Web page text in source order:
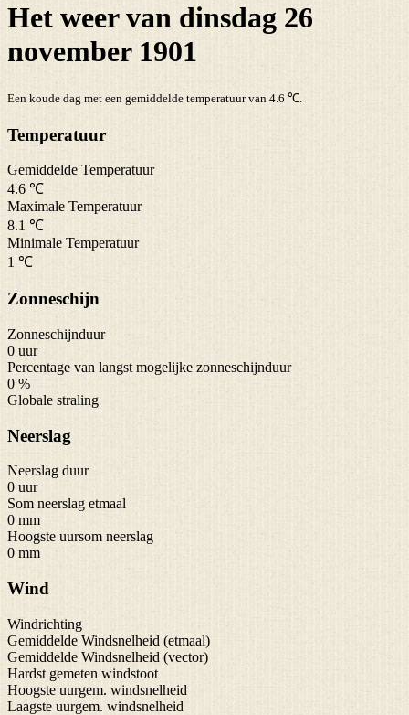
Het weer van dinsdag 26
november 1901
Een koude dag met een gemiddelde temperatuur van 4.6 ℃.
Temperatuur
Gemiddelde Temperatuur
4.6 ℃
Maximale Temperatuur
8.1 ℃
Minimale Temperatuur
1 ℃
Zonneschijn
Zonneschijnduur
0 uur
Percentage van langst mogelijke zonneschijnduur
0 %
Globale straling
Neerslag
Neerslag duur
0 uur
Som neerslag etmaal
0 mm
Hoogste uursom neerslag
0 mm
Wind
Windrichting
Gemiddelde Windsnelheid (etmaal)
Gemiddelde Windsnelheid (vector)
Hardst gemeten windstoot
Hoogste uurgem. windsnelheid
Laagste uurgem. windsnelheid